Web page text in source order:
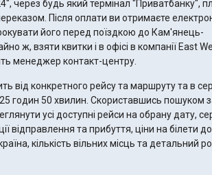
через будь який термінал "Приватбанку",
електронний
його перед поїздкою до Кам'янець-
ж, взяти квитки і в офісі в компанії East
менеджер контакт-центру.
від конкретного рейсу та маршруту та в
Скориставшись пошуком за
усі доступні рейси на обрану дату,
відправлення та прибуття, ціни на білети до
кількість вільних місць та детальний